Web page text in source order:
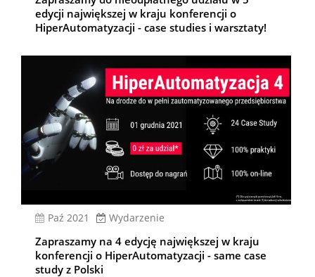
edycji największej w kraju konferencji o
HiperAutomatyzacji - case studies i warsztaty!
paź 2021 Wydarzenie
Zapraszamy na 4 edycję największej w kraju
konferencji o HiperAutomatyzacji - same case
study z Polski